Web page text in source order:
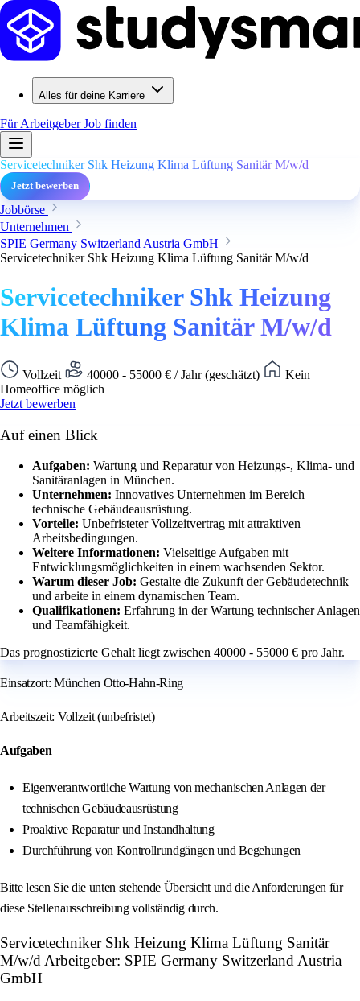
Alles für deine Karriere
Für ArbeitgeberJob finden
Servicetechniker Shk Heizung Klima Lüftung Sanitär M/w/d
Jetzt bewerben
Jobbörse
Unternehmen
SPIE Germany Switzerland Austria GmbH
Servicetechniker Shk Heizung Klima Lüftung Sanitär M/w/d
Servicetechniker Shk Heizung
Klima Lüftung Sanitär M/w/d
Vollzeit 40000 - 55000 € / Jahr (geschätzt)
Kein
Homeoffice möglich
Jetzt bewerben
Auf einen Blick
Aufgaben: Wartung und Reparatur von Heizungs-, Klima- und
Sanitäranlagen in München.
Unternehmen: Innovatives Unternehmen im Bereich
technische Gebäudeausrüstung.
Vorteile: Unbefristeter Vollzeitvertrag mit attraktiven
Arbeitsbedingungen.
Weitere Informationen: Vielseitige Aufgaben mit
Entwicklungsmöglichkeiten in einem wachsenden Sektor.
Warum dieser Job: Gestalte die Zukunft der Gebäudetechnik
und arbeite in einem dynamischen Team.
Qualifikationen: Erfahrung in der Wartung technischer Anlagen
und Teamfähigkeit.
Das prognostizierte Gehalt liegt zwischen 40000 - 55000 € pro Jahr.
Einsatzort: München Otto-Hahn-Ring
Arbeitszeit: Vollzeit (unbefristet)
Aufgaben
Eigenverantwortliche Wartung von mechanischen Anlagen der
technischen Gebäudeausrüstung
Proaktive Reparatur und Instandhaltung
Durchführung von Kontrollrundgängen und Begehungen
Bitte lesen Sie die unten stehende Übersicht und die Anforderungen für
diese Stellenausschreibung vollständig durch.
Servicetechniker Shk Heizung Klima Lüftung Sanitär
M/w/d Arbeitgeber: SPIE Germany Switzerland Austria
GmbH